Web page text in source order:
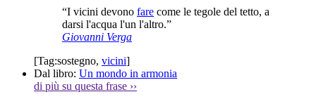
“I vicini devono fare come le tegole del tetto, a
darsi l'acqua l'un l'altro.”
Giovanni Verga
[Tag:sostegno, vicini]
Dal libro: Un mondo in armonia
di più su questa frase ››